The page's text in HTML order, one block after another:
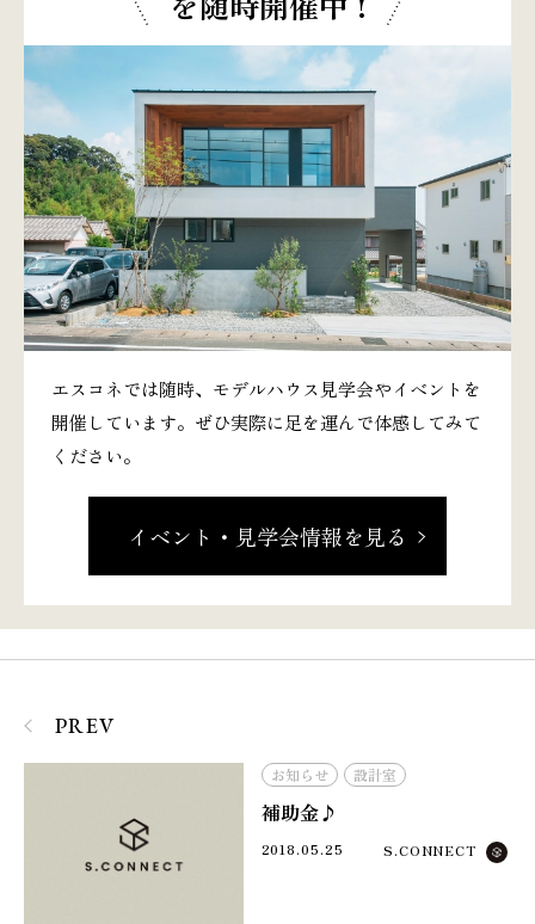
エスコネでは随時、モデルハウス見学会やイベントを
開催しています。ぜひ実際に足を運んで体感してみて
ください。
イベント・見学会情報を見る
PREV
お知らせ 設計室
補助金♪
2018.05.25 S.CONNECT